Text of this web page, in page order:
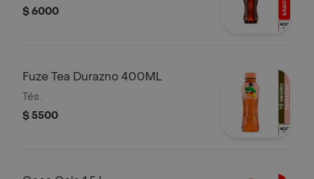
$ 6000
Fuze Tea Durazno 400ML
Tés.
$ 5500